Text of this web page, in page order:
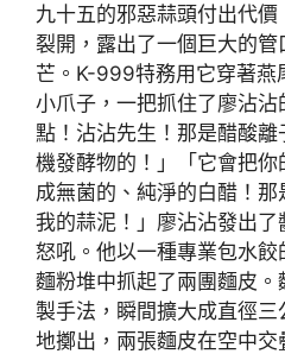
九十五的邪惡蒜頭付出代
裂開，露出了一個巨大的
芒。K-999特務用它穿著燕
小爪子，一把抓住了廖沾
點！沾沾先生！那是醋酸
機發酵物的！」「它會把
成無菌的、純淨的白醋！
我的蒜泥！」廖沾沾發出
怒吼。他以一種專業包水
麵粉堆中抓起了兩團麵皮
製手法，瞬間擴大成直徑
地擲出，兩張麵皮在空中交